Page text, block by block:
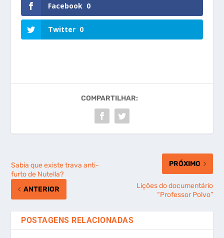
Facebook 0
Twitter 0
COMPARTILHAR:
Sabia que existe trava anti-
furto de Nutella?
ANTERIOR
PRÓXIMO
Lições do documentário
“Professor Polvo”
POSTAGENS RELACIONADAS